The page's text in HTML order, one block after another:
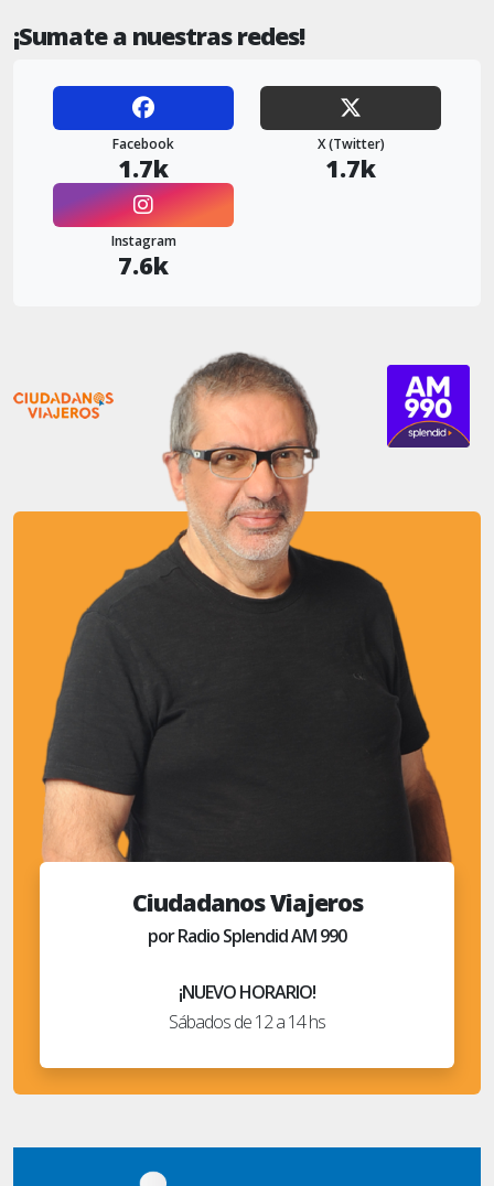
¡Sumate a nuestras redes!
Facebook
1.7k
X (Twitter)
1.7k
Instagram
7.6k
Ciudadanos Viajeros
por Radio Splendid AM 990
¡NUEVO HORARIO!
Sábados de 12 a 14 hs